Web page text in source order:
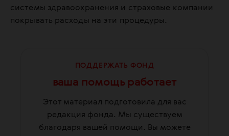
системы здравоохранения и страховые компании
покрывать расходы на эти процедуры.
ПОДДЕРЖАТЬ ФОНД
ваша помощь работает
Этот материал подготовила для вас
редакция фонда. Мы существуем
благодаря вашей помощи. Вы можете